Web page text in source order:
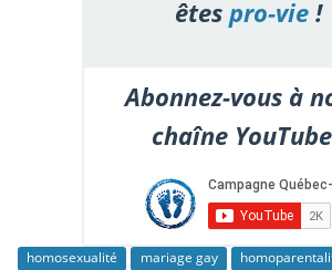
êtespro-vie!
Abonnez-vous à
chaîne
homosexualité mariage gay